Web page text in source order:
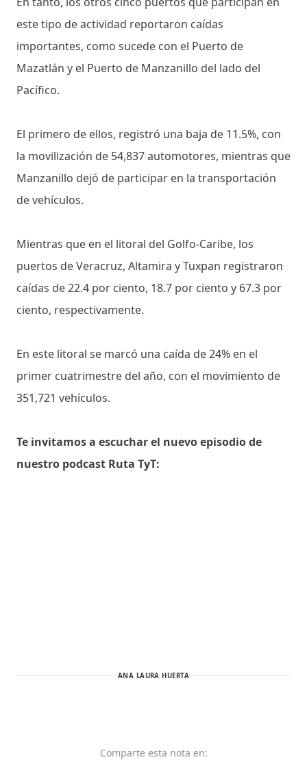
este tipo de actividad reportaron caídas
importantes, como sucede con el Puerto de
Mazatlán y el Puerto de Manzanillo del lado del
Pacífico.
El primero de ellos, registró una baja de 11.5%, con
la movilización de 54,837 automotores, mientras que
Manzanillo dejó de participar en la transportación
de vehículos.
Mientras que en el litoral del Golfo-Caribe, los
puertos de Veracruz, Altamira y Tuxpan registraron
caídas de 22.4 por ciento, 18.7 por ciento y 67.3 por
ciento, respectivamente.
En este litoral se marcó una caída de 24% en el
primer cuatrimestre del año, con el movimiento de
351,721 vehículos.
Te invitamos a escuchar el nuevo episodio de
nuestro podcast Ruta TyT:
ANA LAURA HUERTA
Comparte esta nota en: